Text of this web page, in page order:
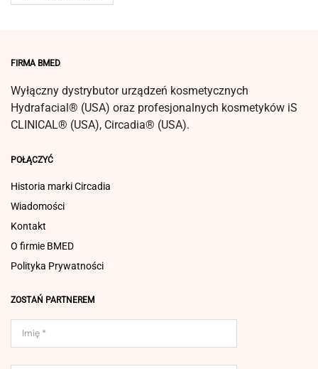
FIRMA BMED
Wyłączny dystrybutor urządzeń kosmetycznych
Hydrafacial® (USA) oraz profesjonalnych kosmetyków iS
CLINICAL® (USA), Circadia® (USA).
POŁĄCZYĆ
Historia marki Circadia
Wiadomości
Kontakt
O firmie BMED
Polityka Prywatności
ZOSTAŃ PARTNEREM